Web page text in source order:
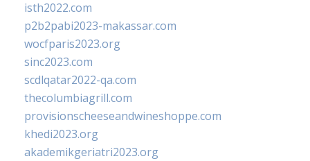
isth2022.com
p2b2pabi2023-makassar.com
wocfparis2023.org
sinc2023.com
scdlqatar2022-qa.com
thecolumbiagrill.com
provisionscheeseandwineshoppe.com
khedi2023.org
akademikgeriatri2023.org